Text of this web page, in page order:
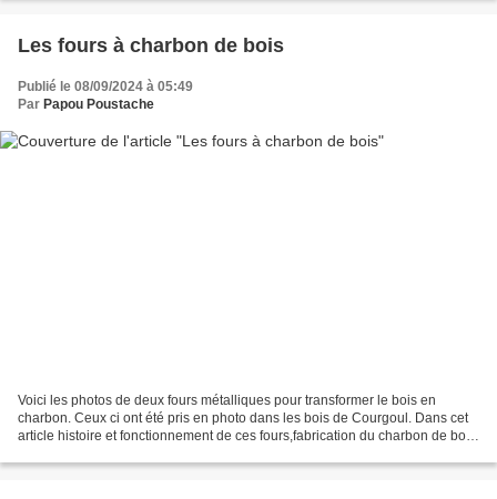
Les fours à charbon de bois
Publié le 08/09/2024 à 05:49
Par Papou Poustache
Voici les photos de deux fours métalliques pour transformer le bois en
charbon. Ceux ci ont été pris en photo dans les bois de Courgoul. Dans cet
article histoire et fonctionnement de ces fours,fabrication du charbon de bois